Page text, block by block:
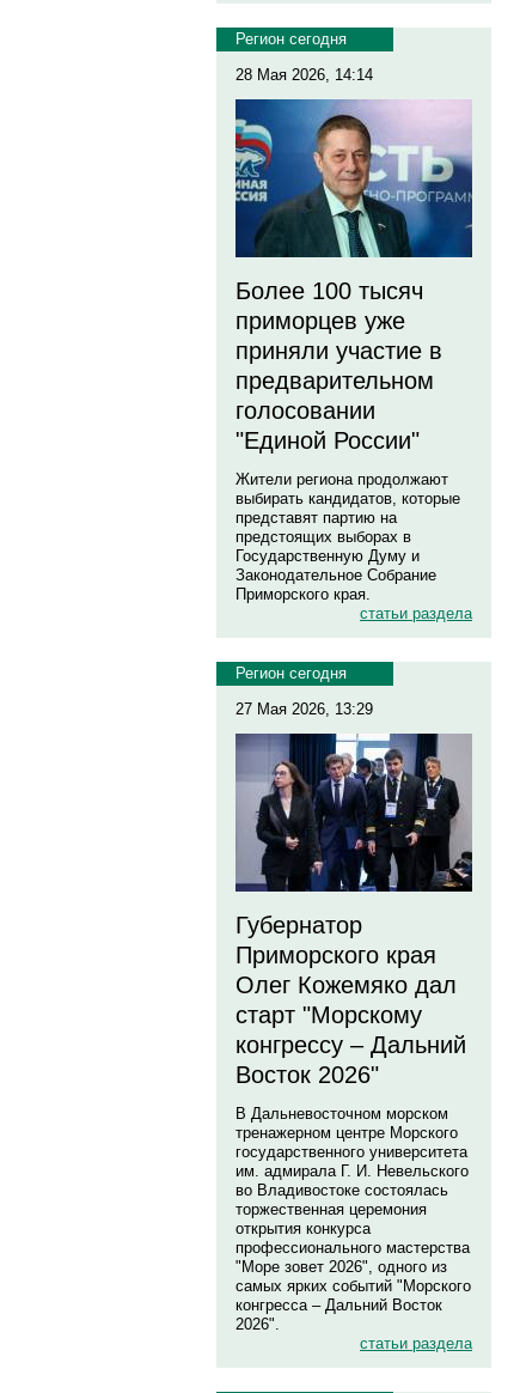
Регион сегодня
28 Мая 2026, 14:14
Более 100 тысяч
приморцев уже
приняли участие в
предварительном
голосовании
"Единой России"
Жители региона продолжают
выбирать кандидатов, которые
представят партию на
предстоящих выборах в
Государственную Думу и
Законодательное Собрание
Приморского края.
статьи раздела
Регион сегодня
27 Мая 2026, 13:29
Губернатор
Приморского края
Олег Кожемяко дал
старт "Морскому
конгрессу – Дальний
Восток 2026"
В Дальневосточном морском
тренажерном центре Морского
государственного университета
им. адмирала Г. И. Невельского
во Владивостоке состоялась
торжественная церемония
открытия конкурса
профессионального мастерства
"Море зовет 2026", одного из
самых ярких событий "Морского
конгресса – Дальний Восток
2026".
статьи раздела